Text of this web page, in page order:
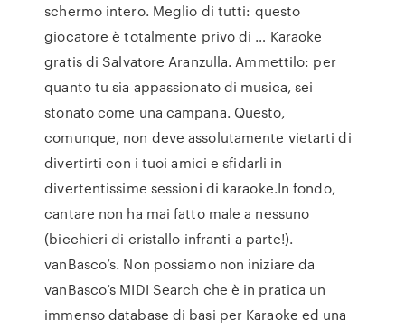
schermo intero. Meglio di tutti: questo
giocatore è totalmente privo di … Karaoke
gratis di Salvatore Aranzulla. Ammettilo: per
quanto tu sia appassionato di musica, sei
stonato come una campana. Questo,
comunque, non deve assolutamente vietarti di
divertirti con i tuoi amici e sfidarli in
divertentissime sessioni di karaoke.In fondo,
cantare non ha mai fatto male a nessuno
(bicchieri di cristallo infranti a parte!).
vanBasco’s. Non possiamo non iniziare da
vanBasco’s MIDI Search che è in pratica un
immenso database di basi per Karaoke ed una